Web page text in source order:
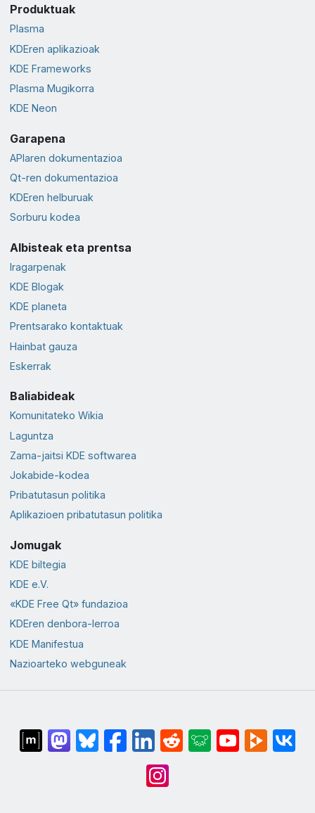
Produktuak
Plasma
KDEren aplikazioak
KDE Frameworks
Plasma Mugikorra
KDE Neon
Garapena
APIaren dokumentazioa
Qt-ren dokumentazioa
KDEren helburuak
Sorburu kodea
Albisteak eta prentsa
Iragarpenak
KDE Blogak
KDE planeta
Prentsarako kontaktuak
Hainbat gauza
Eskerrak
Baliabideak
Komunitateko Wikia
Laguntza
Zama-jaitsi KDE softwarea
Jokabide-kodea
Pribatutasun politika
Aplikazioen pribatutasun politika
Jomugak
KDE biltegia
KDE e.V.
«KDE Free Qt» fundazioa
KDEren denbora-lerroa
KDE Manifestua
Nazioarteko webguneak